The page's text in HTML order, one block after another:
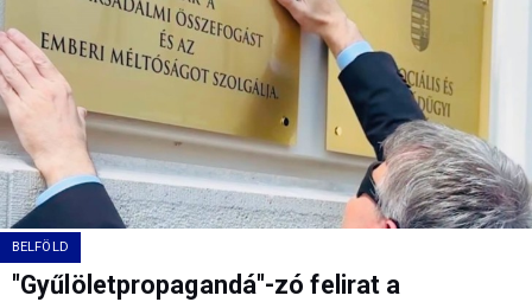
BELFÖLD
"Gyűlöletpropagandá"-zó felirat a